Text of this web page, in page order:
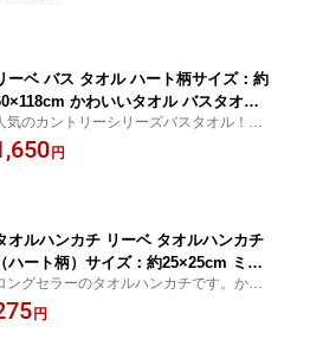
ーベ バス タオル ハート柄サイズ：約
かわいいタオル バスタオル
ントリー カントリー ハート バスタオ
タオルの萩原 【RCP】
気のカントリーシリーズバスタオル！ロ
グセラーのバスタオル商品です。かわい
いタオル バスタオル カントリー雑貨
円
オルハンカチ リーベ タオルハンカチ
（ハート柄）サイズ：約25×25cm ミニ
オルお返し かわいい タオル カントリ
ミニタオルタオル ハンカチ ハンカチ
ングセラーのタオルハンカチです。かわ
いタオル カントリー雑貨クリスマスプ
ゼント プチギフト 卒業 記念品 卒園 記念
円